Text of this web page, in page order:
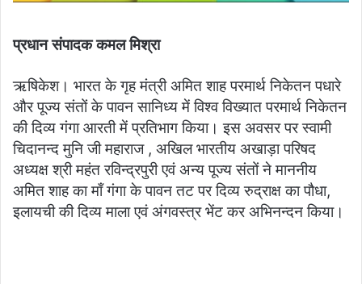
प्रधान संपादक कमल मिश्रा
ऋषिकेश। भारत के गृह मंत्री अमित शाह परमार्थ निकेतन पधारे
और पूज्य संतों के पावन सानिध्य में विश्व विख्यात परमार्थ निकेतन
की दिव्य गंगा आरती में प्रतिभाग किया। इस अवसर पर स्वामी
चिदानन्द मुनि जी महाराज , अखिल भारतीय अखाड़ा परिषद
अध्यक्ष श्री महंत रविन्द्रपुरी एवं अन्य पूज्य संतों ने माननीय
अमित शाह का माँ गंगा के पावन तट पर दिव्य रुद्राक्ष का पौधा,
इलायची की दिव्य माला एवं अंगवस्त्र भेंट कर अभिनन्दन किया।